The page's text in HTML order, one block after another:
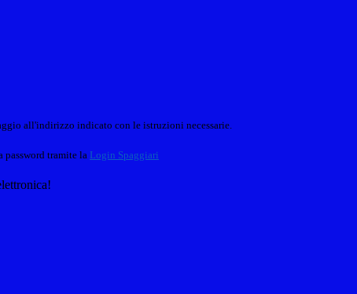
all'indirizzo indicato con le istruzioni necessarie.
password tramite la Login Spaggiari